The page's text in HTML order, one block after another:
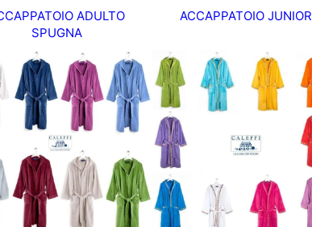
ADULTO
SPUGNA
ACCAPPATOIO JUNIOR